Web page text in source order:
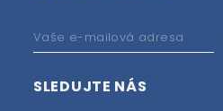
SLEDUJTE NÁS